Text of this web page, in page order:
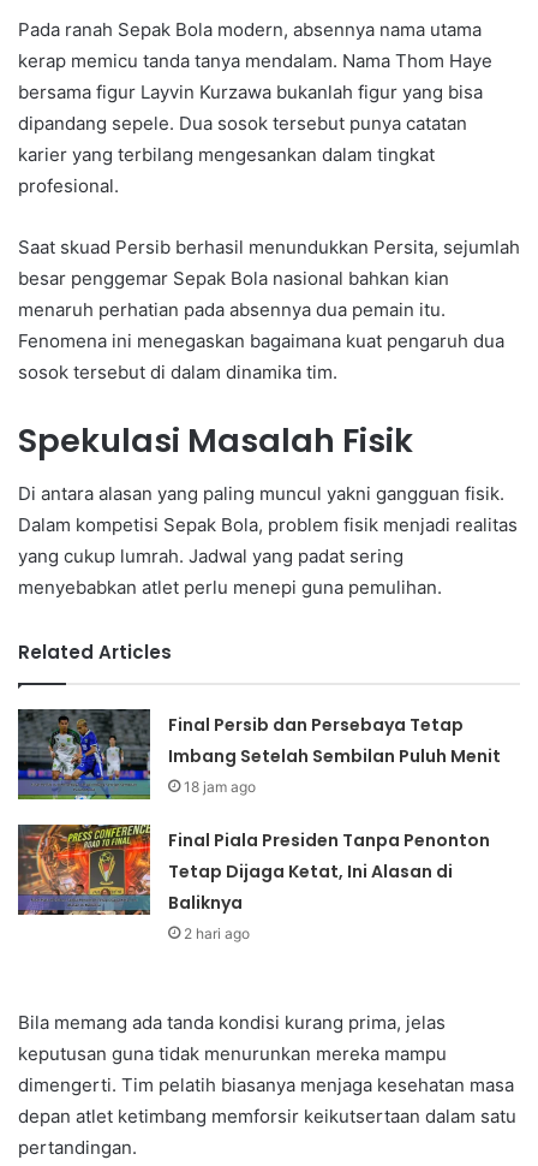
Pada ranah Sepak Bola modern, absennya nama utama
kerap memicu tanda tanya mendalam. Nama Thom Haye
bersama figur Layvin Kurzawa bukanlah figur yang bisa
dipandang sepele. Dua sosok tersebut punya catatan
karier yang terbilang mengesankan dalam tingkat
profesional.
Saat skuad Persib berhasil menundukkan Persita, sejumlah
besar penggemar Sepak Bola nasional bahkan kian
menaruh perhatian pada absennya dua pemain itu.
Fenomena ini menegaskan bagaimana kuat pengaruh dua
sosok tersebut di dalam dinamika tim.
Spekulasi Masalah Fisik
Di antara alasan yang paling muncul yakni gangguan fisik.
Dalam kompetisi Sepak Bola, problem fisik menjadi realitas
yang cukup lumrah. Jadwal yang padat sering
menyebabkan atlet perlu menepi guna pemulihan.
Related Articles
Final Persib dan Persebaya Tetap
Imbang Setelah Sembilan Puluh Menit
18 jam ago
Final Piala Presiden Tanpa Penonton
Tetap Dijaga Ketat, Ini Alasan di
Baliknya
2 hari ago
Bila memang ada tanda kondisi kurang prima, jelas
keputusan guna tidak menurunkan mereka mampu
dimengerti. Tim pelatih biasanya menjaga kesehatan masa
depan atlet ketimbang memforsir keikutsertaan dalam satu
pertandingan.